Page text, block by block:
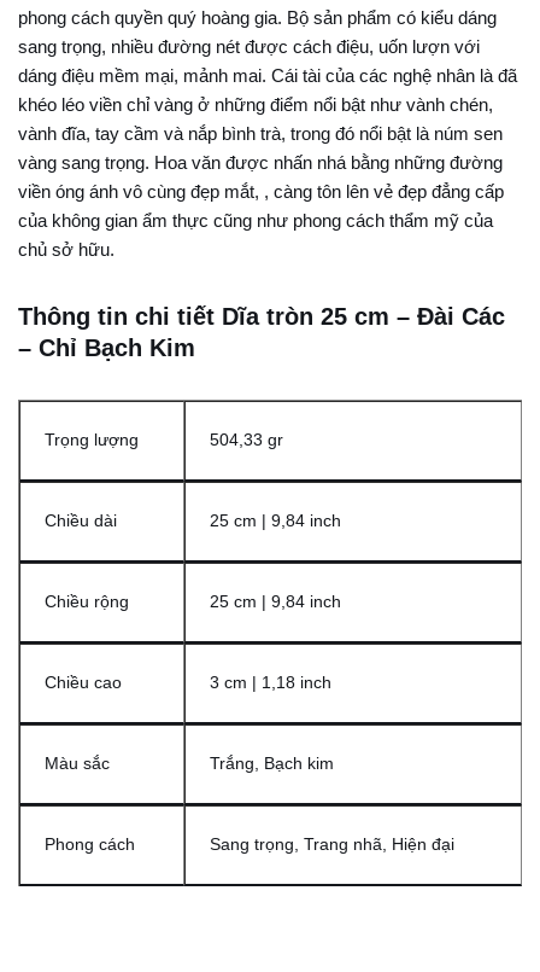
phong cách quyền quý hoàng gia. Bộ sản phẩm có kiểu dáng
sang trọng, nhiều đường nét được cách điệu, uốn lượn với
dáng điệu mềm mại, mảnh mai. Cái tài của các nghệ nhân là đã
khéo léo viền chỉ vàng ở những điểm nổi bật như vành chén,
vành đĩa, tay cầm và nắp bình trà, trong đó nổi bật là núm sen
vàng sang trọng. Hoa văn được nhấn nhá bằng những đường
viền óng ánh vô cùng đẹp mắt, , càng tôn lên vẻ đẹp đẳng cấp
của không gian ẩm thực cũng như phong cách thẩm mỹ của
chủ sở hữu.
Thông tin chi tiết Dĩa tròn 25 cm – Đài Các
– Chỉ Bạch Kim
Trọng lượng 504,33 gr
Chiều dài 25 cm | 9,84 inch
Chiều rộng 25 cm | 9,84 inch
Chiều cao 3 cm | 1,18 inch
Màu sắc Trắng, Bạch kim
Phong cách Sang trọng, Trang nhã, Hiện đại